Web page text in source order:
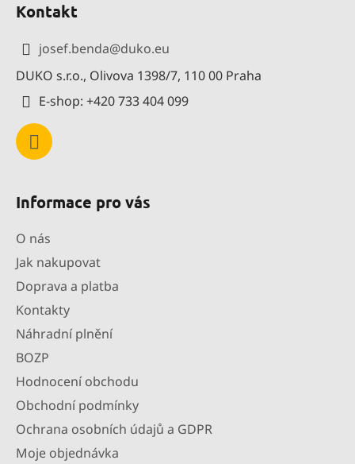
Kontakt
josef.benda@duko.eu
DUKO s.r.o., Olivova 1398/7, 110 00 Praha
E-shop: +420 733 404 099
Informace pro vás
O nás
Jak nakupovat
Doprava a platba
Kontakty
Náhradní plnění
BOZP
Hodnocení obchodu
Obchodní podmínky
Ochrana osobních údajů a GDPR
Moje objednávka